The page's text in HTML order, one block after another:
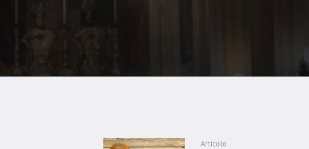
Articolo